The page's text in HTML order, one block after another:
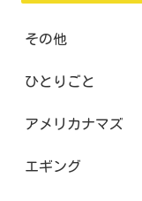
その他
ひとりごと
アメリカナマズ
エギング